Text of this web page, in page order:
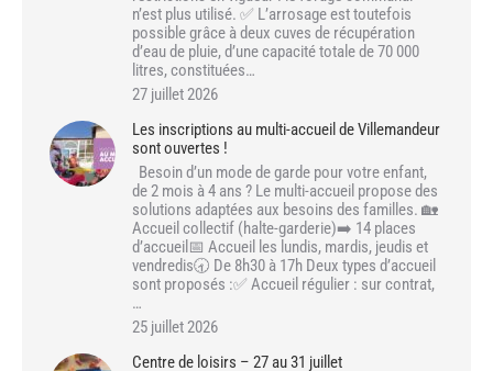
n’est plus utilisé. ✅ L’arrosage est toutefois
possible grâce à deux cuves de récupération
d’eau de pluie, d’une capacité totale de 70 000
litres, constituées…
27 juillet 2026
Les inscriptions au multi-accueil de Villemandeur
sont ouvertes !
Besoin d’un mode de garde pour votre enfant,
de 2 mois à 4 ans ? Le multi-accueil propose des
solutions adaptées aux besoins des familles. 🏡
Accueil collectif (halte-garderie)➡️ 14 places
d’accueil📅 Accueil les lundis, mardis, jeudis et
vendredis🕣 De 8h30 à 17h Deux types d’accueil
sont proposés :✅ Accueil régulier : sur contrat,
…
25 juillet 2026
Centre de loisirs – 27 au 31 juillet